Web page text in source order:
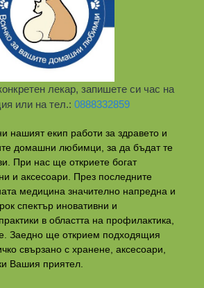
лекар, запишете си час на
или на тел.:0888332859
нашият екип работи за здравето и
домашни любимци, за да бъдат те
При нас ще откриете богат
и аксесоари. През последните
медицина значително напредна и
спектър иновативни и
в областта на профилактикa,
Заедно ще открием подходящия
свързано с хранене, аксесоари,
Вашия приятел.